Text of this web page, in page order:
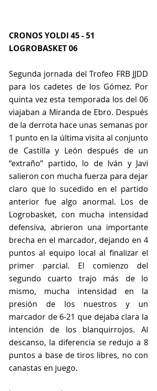
CRONOS YOLDI 45 - 51
LOGROBASKET 06
Segunda jornada del Trofeo FRB JJDD
para los cadetes de los Gómez. Por
quinta vez esta temporada los del 06
viajaban a Miranda de Ebro. Después
de la derrota hace unas semanas por
1 punto en la última visita al conjunto
de Castilla y León después de un
“extraño” partido, lo de Iván y Javi
salieron con mucha fuerza para dejar
claro que lo sucedido en el partido
anterior fue algo anormal. Los de
Logrobasket, con mucha intensidad
defensiva, abrieron una importante
brecha en el marcador, dejando en 4
puntos al equipo local al finalizar el
primer parcial. El comienzo del
segundo cuarto trajo más de lo
mismo, mucha intensidad en la
presión de los nuestros y un
marcador de 6-21 que dejaba clara la
intención de los blanquirrojos. Al
descanso, la diferencia se redujo a 8
puntos a base de tiros libres, no con
canastas en juego.